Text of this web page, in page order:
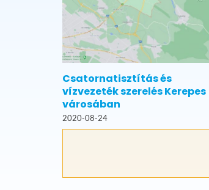
Csatornatisztítás és
vízvezeték szerelés Kerepes
városában
2020-08-24